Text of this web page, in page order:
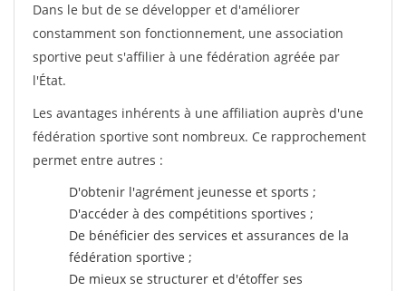
Dans le but de se développer et d'améliorer
constamment son fonctionnement, une association
sportive peut s'affilier à une fédération agréée par
l'État.
Les avantages inhérents à une affiliation auprès d'une
fédération sportive sont nombreux. Ce rapprochement
permet entre autres :
D'obtenir l'agrément jeunesse et sports ;
D'accéder à des compétitions sportives ;
De bénéficier des services et assurances de la
fédération sportive ;
De mieux se structurer et d'étoffer ses